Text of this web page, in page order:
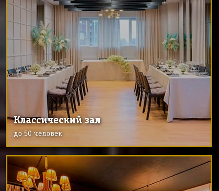
Классический зал
до 50 человек